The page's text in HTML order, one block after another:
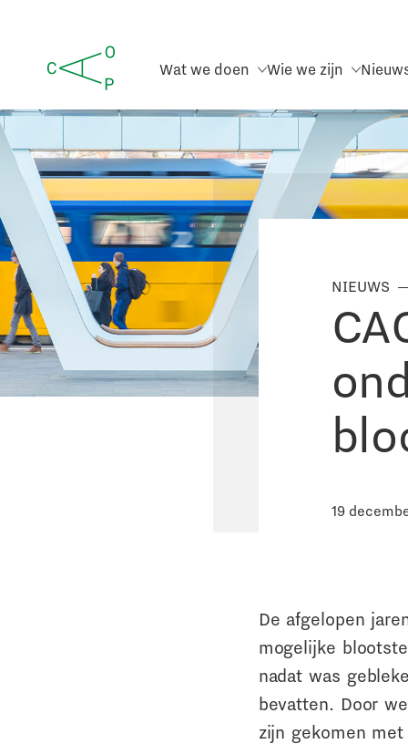
Wat we doen Wie we zijn
NIEUWS
19
De afgelopen
mogelijke
nadat was
bevatten. Door
zijn gekomen